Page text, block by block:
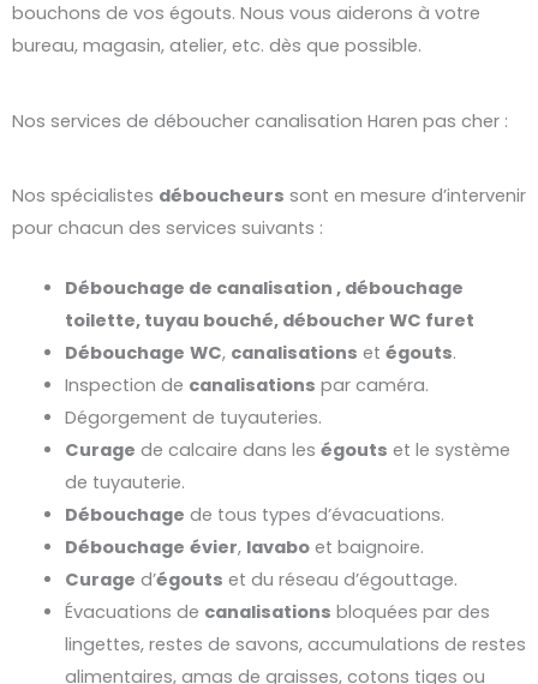
bouchons de vos égouts. Nous vous aiderons à votre
bureau, magasin, atelier, etc. dès que possible.
Nos services de déboucher canalisation Haren pas cher :
Nos spécialistes déboucheurs sont en mesure d’intervenir
pour chacun des services suivants :
Débouchage de canalisation , débouchage
toilette, tuyau bouché, déboucher WC furet
Débouchage WC, canalisations et égouts.
Inspection de canalisations par caméra.
Dégorgement de tuyauteries.
Curage de calcaire dans les égouts et le système
de tuyauterie.
Débouchage de tous types d’évacuations.
Débouchage évier, lavaboet baignoire.
Curage d’égouts et du réseau d’égouttage.
Évacuations de canalisations bloquées par des
lingettes, restes de savons, accumulations de restes
alimentaires, amas de graisses, cotons tiges ou